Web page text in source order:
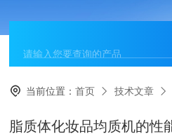
当前位置：首页 技术文章
脂质体化妆品均质机的性